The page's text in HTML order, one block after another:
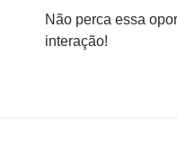
Não perca essa
interação!